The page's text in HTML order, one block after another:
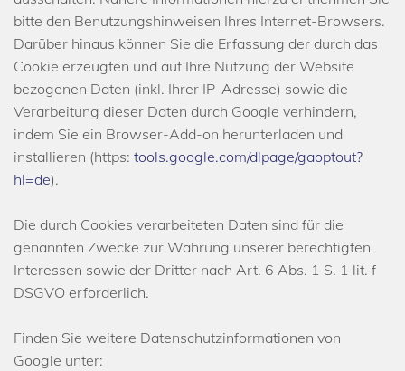
bitte den Benutzungshinweisen Ihres Internet-Browsers.
Darüber hinaus können Sie die Erfassung der durch das
Cookie erzeugten und auf Ihre Nutzung der Website
bezogenen Daten (inkl. Ihrer IP-Adresse) sowie die
Verarbeitung dieser Daten durch Google verhindern,
indem Sie ein Browser-Add-on herunterladen und
installieren (https: tools.google.com/dlpage/gaoptout?
hl=de).
Die durch Cookies verarbeiteten Daten sind für die
genannten Zwecke zur Wahrung unserer berechtigten
Interessen sowie der Dritter nach Art. 6 Abs. 1 S. 1 lit. f
DSGVO erforderlich.
Finden Sie weitere Datenschutzinformationen von
Google unter: